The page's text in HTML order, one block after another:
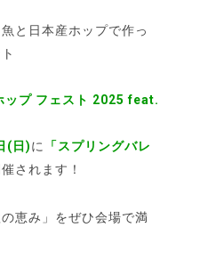
と日本産ホップで作っ
ップ フェスト 2025 feat.
(日)に
「スプリングバレ
されます！
恵み」をぜひ会場で満